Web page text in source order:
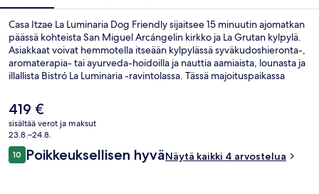
Casa Itzae La Luminaria Dog Friendly sijaitsee 15 minuutin ajomatkan
päässä kohteista San Miguel Arcángelin kirkko ja La Grutan kylpylä.
Asiakkaat voivat hemmotella itseään kylpylässä syväkudoshieronta-,
aromaterapia- tai ayurveda-hoidoilla ja nauttia aamiaista, lounasta ja
illallista Bistró La Luminaria -ravintolassa. Tässä majoituspaikassa
muassa jääkaapit ja mikroaaltouunit.
Nykyinen
hinta
on
419 €
419 €
sisältää verot ja maksut
23.8.–24.8.
Arvostelut
1010 kautta 10.
Poikkeuksellisen hyväNäytä kaikki 4 arvostelua